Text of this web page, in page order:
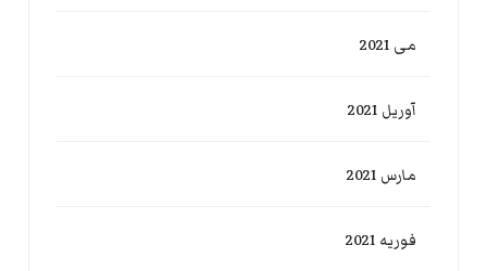
می 2021
آوریل 2021
مارس 2021
فوریه 2021